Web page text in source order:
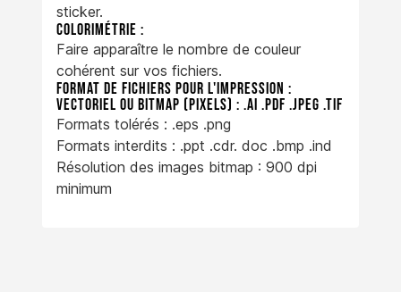
sticker.
Colorimétrie :
Faire apparaître le nombre de couleur
cohérent sur vos fichiers.
Format de fichiers pour l'impression :
Vectoriel ou bitmap (pixels) : .ai .pdf .jpeg .tif
Formats tolérés : .eps .png
Formats interdits : .ppt .cdr. doc .bmp .ind
Résolution des images bitmap : 900 dpi
minimum